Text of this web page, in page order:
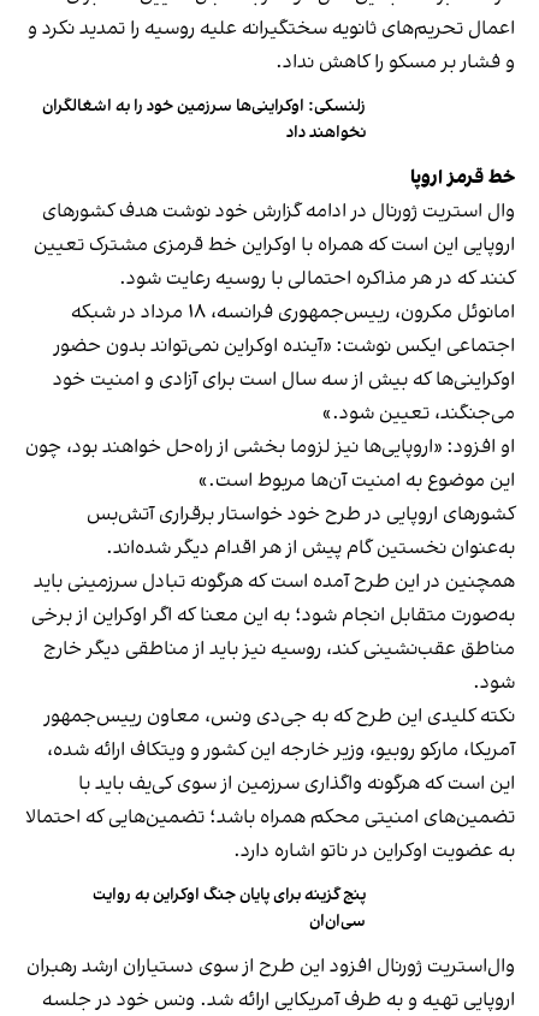
اعمال تحریم‌های ثانویه سختگیرانه علیه روسیه را تمدید نکرد و
و فشار بر مسکو را کاهش نداد.
زلنسکی: اوکراینی‌ها سرزمین خود را به اشغالگران
نخواهند داد
خط قرمز اروپا
وال استریت ژورنال در ادامه گزارش خود نوشت هدف کشورهای
اروپایی این است که همراه با اوکراین خط قرمزی مشترک تعیین
کنند که در هر مذاکره احتمالی با روسیه رعایت شود.
امانوئل مکرون، رییس‌جمهوری فرانسه، ۱۸ مرداد در شبکه‌
اجتماعی ایکس نوشت: «آینده اوکراین نمی‌تواند بدون حضور
اوکراینی‌ها که بیش از سه سال است برای آزادی و امنیت خود
می‌جنگند، تعیین شود.»
او افزود: «اروپایی‌ها نیز لزوما بخشی از راه‌حل خواهند بود، چون
این موضوع به امنیت آن‌ها مربوط است.»
کشورهای اروپایی در طرح خود خواستار برقراری آتش‌بس
به‌عنوان نخستین گام پیش از هر اقدام دیگر شده‌اند.
همچنین در این طرح آمده است که هرگونه تبادل سرزمینی باید
به‌صورت متقابل انجام شود؛ به این معنا که اگر اوکراین از برخی
مناطق عقب‌نشینی کند، روسیه نیز باید از مناطقی دیگر خارج
شود.
نکته کلیدی این طرح که به جی‌دی ونس، معاون رییس‌جمهور
آمریکا، مارکو روبیو، وزیر خارجه این کشور و ویتکاف ارائه شده،
این است که هرگونه واگذاری سرزمین از سوی کی‌یف باید با
تضمین‌های امنیتی محکم همراه باشد؛ تضمین‌هایی که احتمالا
به عضویت اوکراین در ناتو اشاره دارد.
پنج گزینه برای پایان جنگ اوکراین به روایت
سی‌ان‌ان
وال‌استریت ژورنال افزود این طرح از سوی دستیاران ارشد رهبران
اروپایی تهیه و به طرف آمریکایی ارائه شد. ونس خود در جلسه